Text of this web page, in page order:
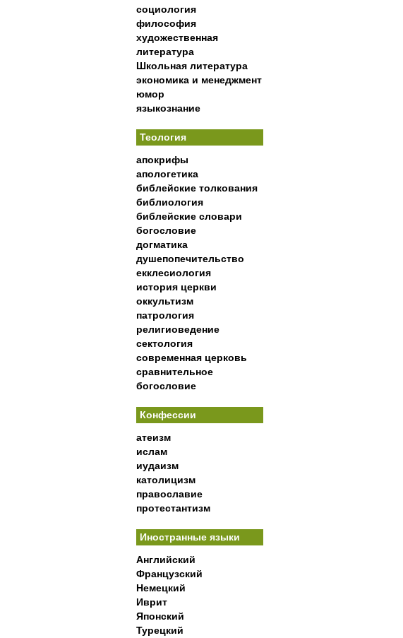
социология
философия
художественная
литература
Школьная литература
экономика и менеджмент
юмор
языкознание
Теология
апокрифы
апологетика
библейские толкования
библиология
библейские словари
богословие
догматика
душепопечительство
екклесиология
история церкви
оккультизм
патрология
религиоведение
сектология
современная церковь
сравнительное
богословие
Конфессии
атеизм
ислам
иудаизм
католицизм
православие
протестантизм
Иностранные языки
Английский
Французский
Немецкий
Иврит
Японский
Турецкий